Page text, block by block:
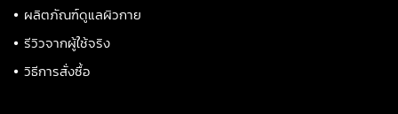
• ผลิตภัณฑ์ดูแลผิวกาย
• รีวิวจากผู้ใช้จริง
• วิธีการสั่งซื้อ